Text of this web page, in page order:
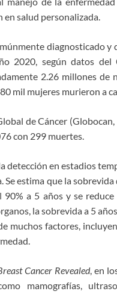
en salud personalizada.
diagnosticado
2020, según datos del
2.26 millones de
mil mujeres murieron a
de Cáncer
con 299 muertes.
detección en estadios
estima que la sobrevida
a 5 años y se
la sobrevida a 5
muchos factores,
Cancer Revealed, en
mamografías,